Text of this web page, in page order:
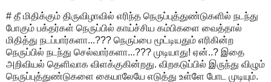
# தீ மிதிக்கும் திருவிழாவில் எரிந்த நெருப்புத்துண்டுகளில் நடந்து
போகும் பக்தர்கள் நெருப்பில் காய்ச்சிய கம்பிகளை வைத்தால்
மிதித்து நடப்பார்களா...??? நெருப்பை மூட்டியதும் எரிகின்ற
நெருப்பில் நடந்து செல்வார்களா...??? முடியாது! ஏன்..? இதை
அறிவியல் தெளிவாக விளக்குகின்றது. விறகடுப்பில் இருந்து விழும்
நெருப்புத்துண்டுகளை கையாலேயே எடுத்து உள்ளே போட முடியும்.